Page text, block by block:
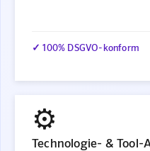
✓ 100% DSGVO-konform
⚙️
Technologie- & Tool-